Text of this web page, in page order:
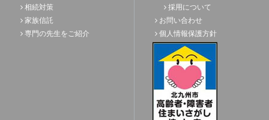
相続対策
家族信託
専門の先生をご紹介
採用について
お問い合わせ
個人情報保護方針